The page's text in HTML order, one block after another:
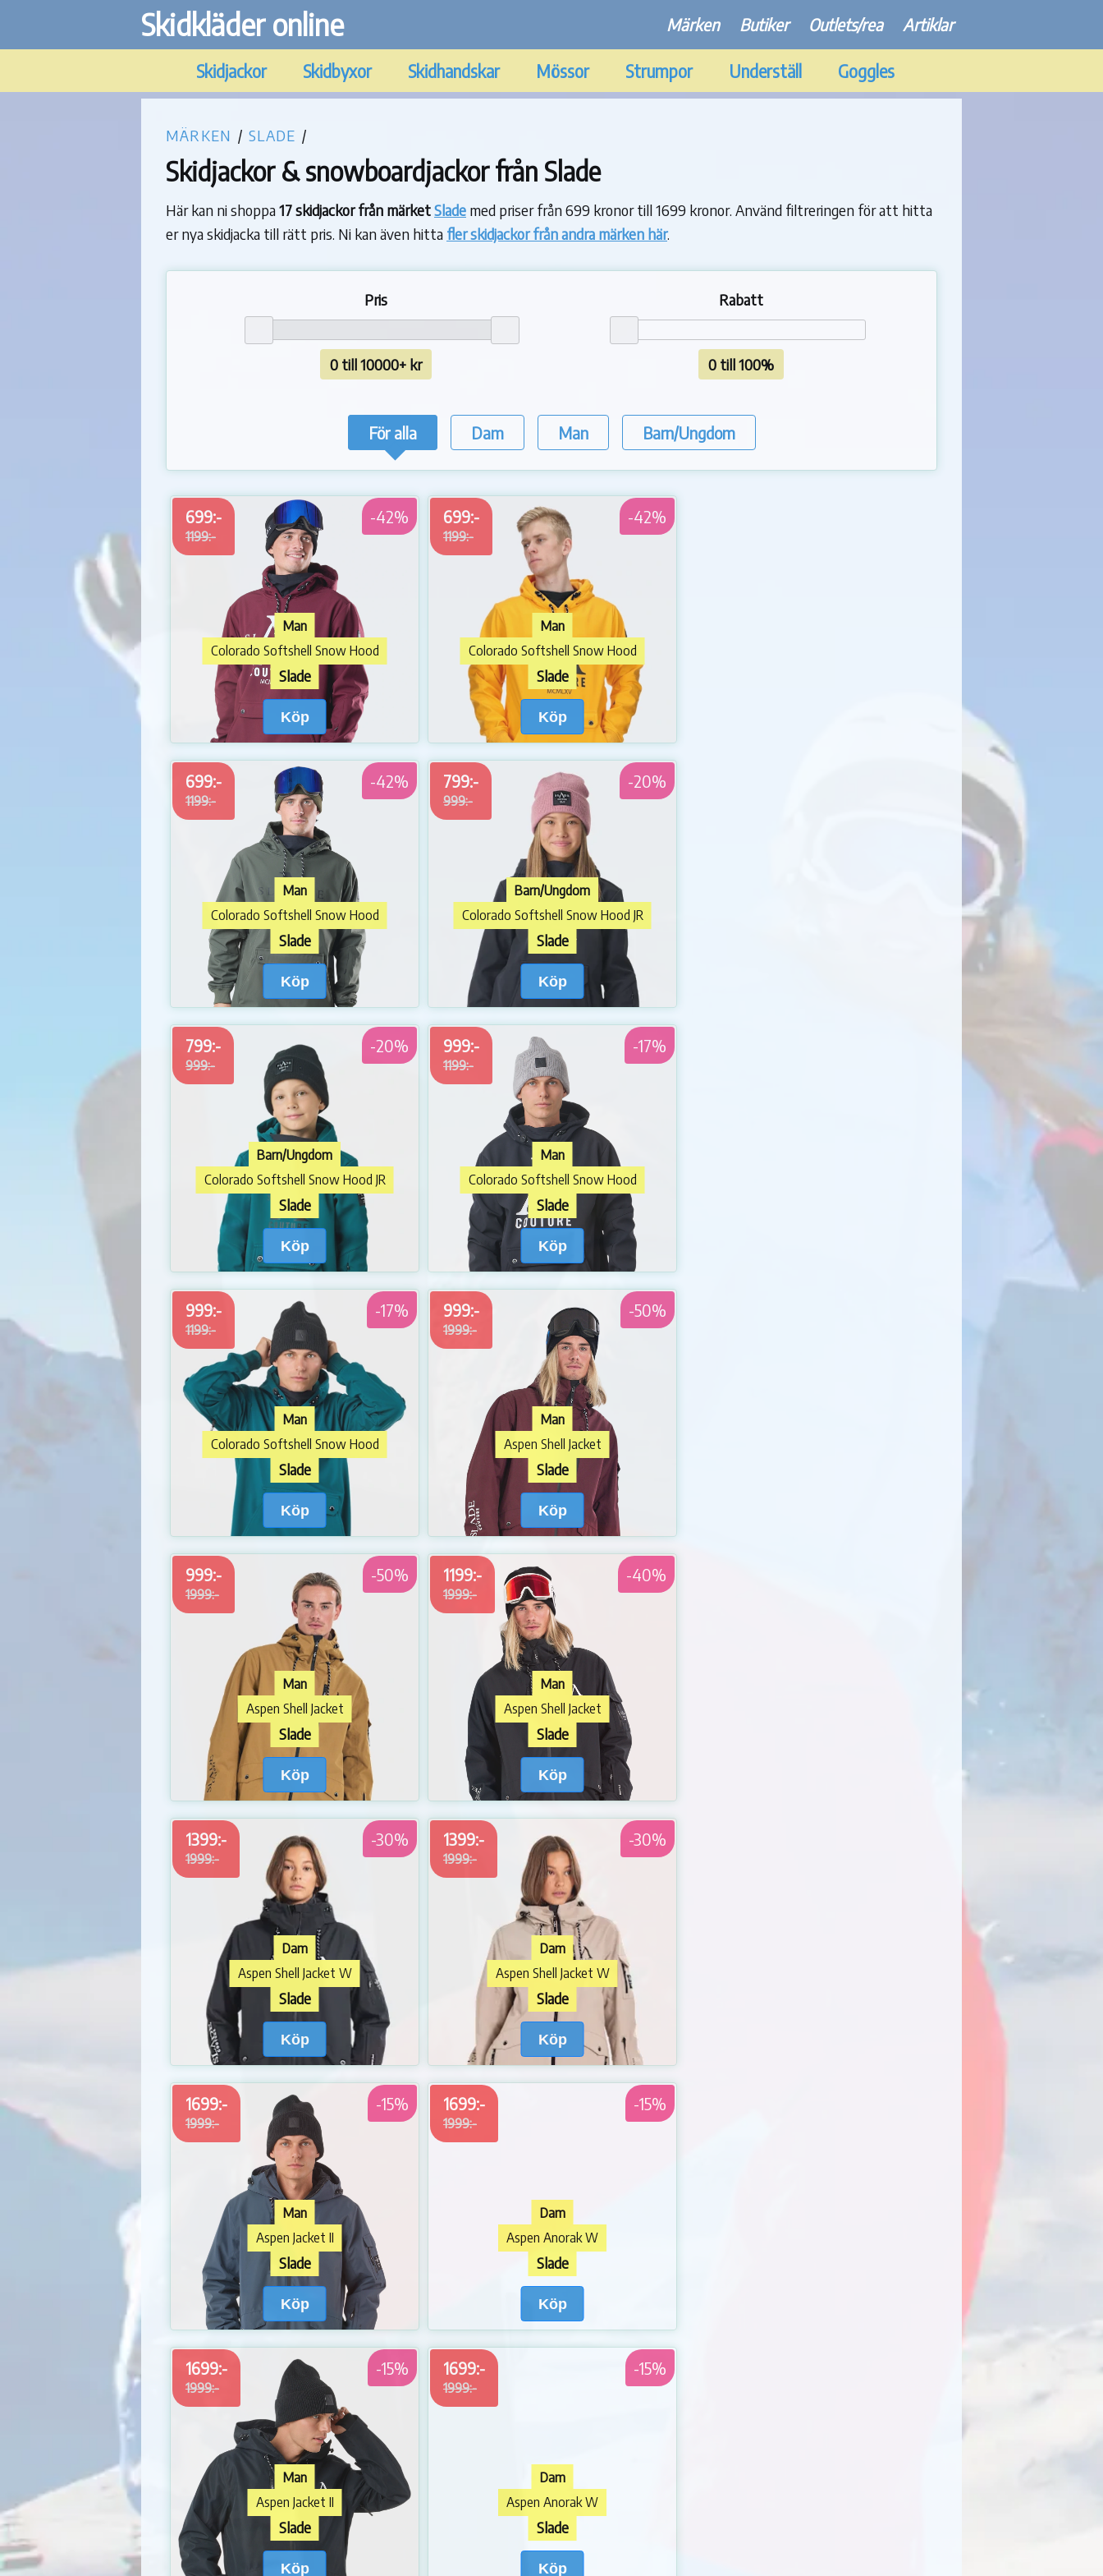
Skidkläder online Märken Butiker Outlets/rea Artiklar
Skidjackor Skidbyxor Skidhandskar Mössor Strumpor Underställ Goggles
MÄRKEN /SLADE /
Skidjackor & snowboardjackor från Slade
Här kan ni shoppa17 skidjackor från märketSlade med priser från 699 kronor till 1699 kronor. Använd filtreringen för att hitta
er nya skidjacka till rätt pris. Ni kan även hitta fler skidjackor från andra märken här.
Pris
0 till 10000+ kr
Rabatt
0 till 100%
För alla Dam Man Barn/Ungdom
699:-
1199:-
-42%
Man
Colorado Softshell Snow Hood
Slade
Köp
699:-
1199:-
-42%
Man
Colorado Softshell Snow Hood
Slade
Köp
699:-
1199:-
-42%
Man
Colorado Softshell Snow Hood
Slade
Köp
799:-
999:-
-20%
Barn/Ungdom
Colorado Softshell Snow Hood JR
Slade
Köp
799:-
999:-
-20%
Barn/Ungdom
Colorado Softshell Snow Hood JR
Slade
Köp
999:-
1199:-
-17%
Man
Colorado Softshell Snow Hood
Slade
Köp
999:-
1199:-
-17%
Man
Colorado Softshell Snow Hood
Slade
Köp
999:-
1999:-
-50%
Man
Aspen Shell Jacket
Slade
Köp
999:-
1999:-
-50%
Man
Aspen Shell Jacket
Slade
Köp
1199:-
1999:-
-40%
Man
Aspen Shell Jacket
Slade
Köp
1399:-
1999:-
-30%
Dam
Aspen Shell Jacket W
Slade
Köp
1399:-
1999:-
-30%
Dam
Aspen Shell Jacket W
Slade
Köp
1699:-
1999:-
-15%
Man
Aspen Jacket II
Slade
Köp
1699:-
1999:-
-15%
Dam
Aspen Anorak W
Slade
Köp
1699:-
1999:-
-15%
Man
Aspen Jacket II
Slade
Köp
1699:-
1999:-
-15%
Dam
Aspen Anorak W
Slade
Köp